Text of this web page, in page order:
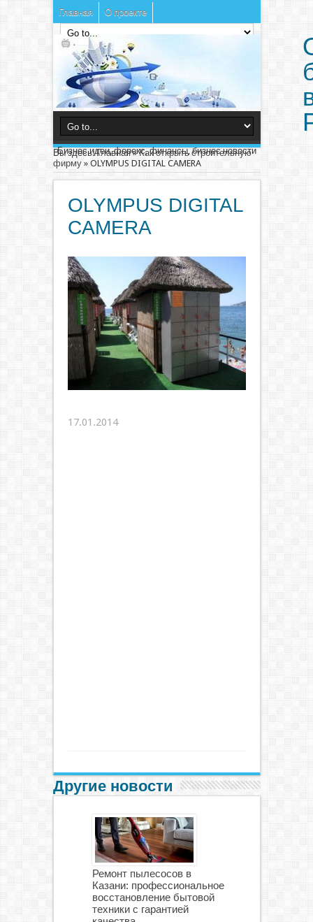
Главная О проекте
Бизнес идеи, форекс, финансы, бизнес новости
Вы здесь:Главная»Как открыть строительную
фирму» OLYMPUS DIGITAL CAMERA
OLYMPUS DIGITAL
CAMERA
17.01.2014
Другие новости
Ремонт пылесосов в
Казани: профессиональное
восстановление бытовой
техники с гарантией